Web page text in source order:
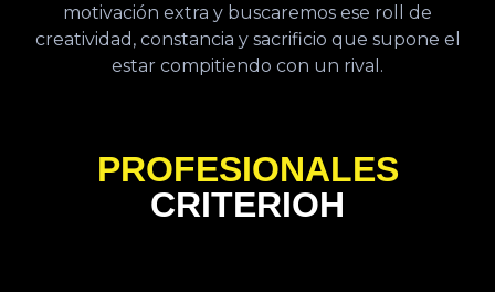
motivación extra y buscaremos ese roll de
creatividad, constancia y sacrificio que supone el
estar compitiendo con un rival.
PROFESIONALES
CRITERIOH